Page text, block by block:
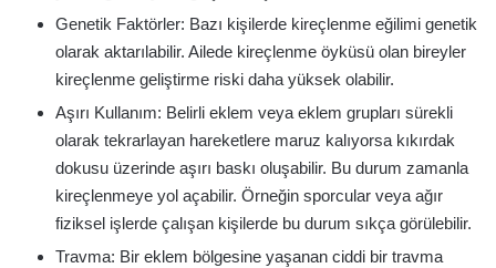
Genetik Faktörler: Bazı kişilerde kireçlenme eğilimi genetik
olarak aktarılabilir. Ailede kireçlenme öyküsü olan bireyler
kireçlenme geliştirme riski daha yüksek olabilir.
Aşırı Kullanım: Belirli eklem veya eklem grupları sürekli
olarak tekrarlayan hareketlere maruz kalıyorsa kıkırdak
dokusu üzerinde aşırı baskı oluşabilir. Bu durum zamanla
kireçlenmeye yol açabilir. Örneğin sporcular veya ağır
fiziksel işlerde çalışan kişilerde bu durum sıkça görülebilir.
Travma: Bir eklem bölgesine yaşanan ciddi bir travma